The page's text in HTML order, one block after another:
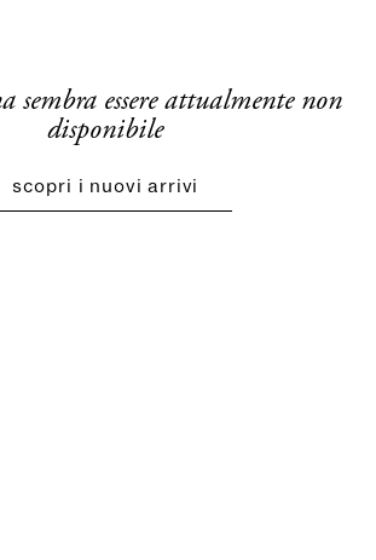
sembra essere attualmente non
disponibile
scopri i nuovi arrivi